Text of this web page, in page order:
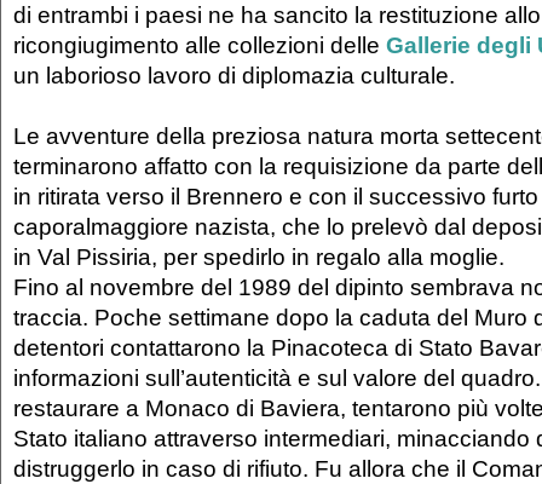
di entrambi i paesi ne ha sancito la restituzione
ricongiugimento alle collezioni delle Gallerie degli
un laborioso lavoro di diplomazia culturale.
Le avventure della preziosa natura morta
terminarono affatto con la requisizione da parte
in ritirata verso il Brennero e con il successivo
caporalmaggiore nazista, che lo prelevò dal
in Val Pissiria, per spedirlo in regalo alla moglie.
Fino al novembre del 1989 del dipinto sembrava
traccia. Poche settimane dopo la caduta del Muro
detentori contattarono la Pinacoteca di Stato
informazioni sull’autenticità e sul valore del
restaurare a Monaco di Baviera, tentarono più
Stato italiano attraverso intermediari, minacciando
distruggerlo in caso di rifiuto. Fu allora che il